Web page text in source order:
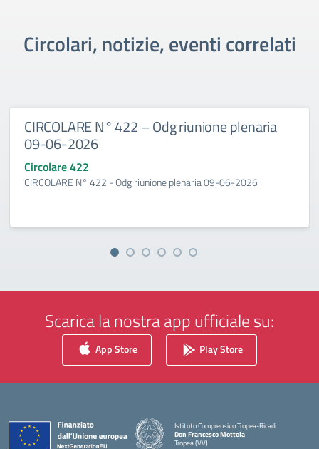
Circolari, notizie, eventi correlati
CIRCOLARE N° 422 – Odg riunione plenaria
09-06-2026
Circolare 422
CIRCOLARE N° 422 - Odg riunione plenaria 09-06-2026
Scarica la nostra app ufficiale su:
App Store Play Store
Istituto Comprensivo Tropea-Ricadi
Don Francesco Mottola
Tropea (VV)